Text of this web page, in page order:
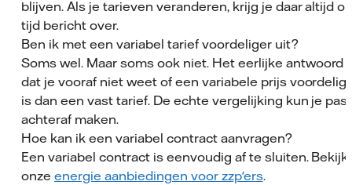
blijven. Als je tarieven veranderen, krijg je daar altijd
tijd bericht over.
Ben ik met een variabel tarief voordeliger uit?
Soms wel. Maar soms ook niet. Het eerlijke antwoord
dat je vooraf niet weet of een variabele prijs
is dan een vast tarief. De echte vergelijking kun je pas
achteraf maken.
Hoe kan ik een variabel contract aanvragen?
Een variabel contract is eenvoudig af te sluiten. Bekijk
onze energie aanbiedingen voor zzp'ers.